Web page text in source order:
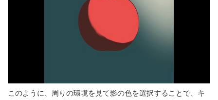
このように、周りの環境を見て影の色を選択することで、キ